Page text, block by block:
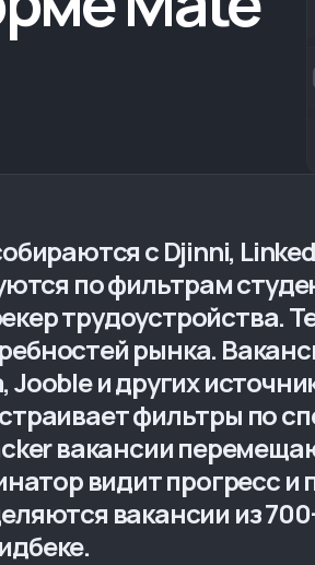
с Djinni,
по фильтрам
трудоустройства.
рынка.
и других
фильтры по
вакансии
видит прогресс
вакансии из